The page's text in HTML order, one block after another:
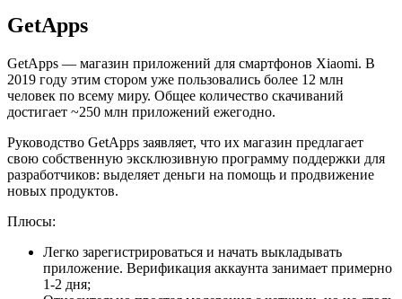
GetApps
GetApps — магазин приложений для смартфонов Xiaomi. В
2019 году этим стором уже пользовались более 12 млн
человек по всему миру. Общее количество скачиваний
достигает ~250 млн приложений ежегодно.
Руководство GetApps заявляет, что их магазин предлагает
свою собственную эксклюзивную программу поддержки для
разработчиков: выделяет деньги на помощь и продвижение
новых продуктов.
Плюсы:
Легко зарегистрироваться и начать выкладывать
приложение. Верификация аккаунта занимает примерно
1-2 дня;